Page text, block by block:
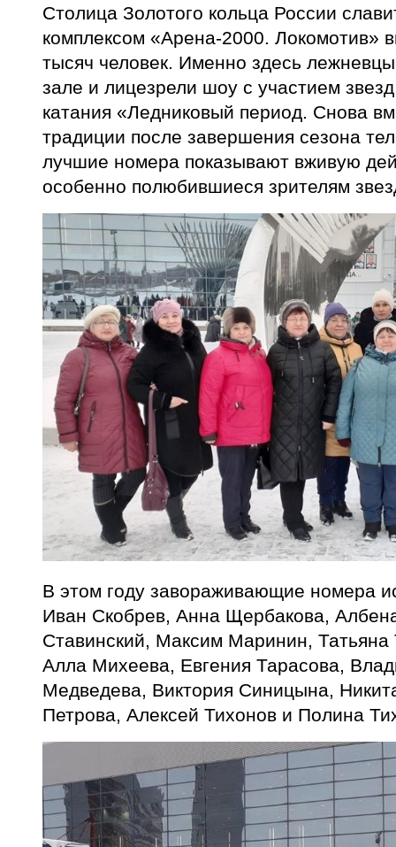
Столица Золотого кольца России
комплексом «Арена-2000. Локомотив»
тысяч человек. Именно здесь
зале и лицезрели шоу с участием
катания «Ледниковый период. Снова
традиции после завершения сезона
лучшие номера показывают вживую
особенно полюбившиеся зрителям
В этом году завораживающие номера
Иван Скобрев, Анна Щербакова,
Ставинский, Максим Маринин,
Алла Михеева, Евгения Тарасова,
Медведева, Виктория Синицына,
Петрова, Алексей Тихонов и Полина